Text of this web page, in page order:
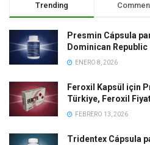
Trending
Presmin Cápsula
Dominican Republic
ENERO 8, 2026
Feroxil Kapsül için
Türkiye, Feroxil
FEBRERO 13, 2026
Tridentex Cápsula